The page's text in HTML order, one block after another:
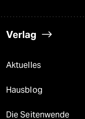
Verlag
Aktuelles
Hausblog
Die Seitenwende